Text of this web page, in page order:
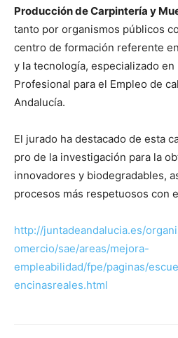
Producción de Carpintería y
tanto por organismos públicos
centro de formación referente
y la tecnología, especializado
Profesional para el Empleo de
Andalucía.
El jurado ha destacado de esta
pro de la investigación para la
innovadores y biodegradables,
procesos más respetuosos con
http://juntadeandalucia.es/
omercio/sae/areas/mejora-
empleabilidad/fpe/paginas/
encinasreales.html